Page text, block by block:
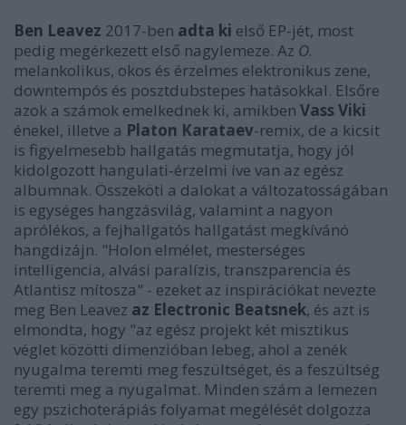
Ben Leavez 2017-ben adta ki első EP-jét, most
pedig megérkezett első nagylemeze. Az O.
melankolikus, okos és érzelmes elektronikus zene,
downtempós és posztdubstepes hatásokkal. Elsőre
azok a számok emelkednek ki, amikben Vass Viki
énekel, illetve a Platon Karataev-remix, de a kicsit
is figyelmesebb hallgatás megmutatja, hogy jól
kidolgozott hangulati-érzelmi íve van az egész
albumnak. Összeköti a dalokat a változatosságában
is egységes hangzásvilág, valamint a nagyon
aprólékos, a fejhallgatós hallgatást megkívánó
hangdizájn. "Holon elmélet, mesterséges
intelligencia, alvási paralízis, transzparencia és
Atlantisz mítosza" - ezeket az inspirációkat nevezte
meg Ben Leavez az Electronic Beatsnek, és azt is
elmondta, hogy "az egész projekt két misztikus
véglet közötti dimenzióban lebeg, ahol a zenék
nyugalma teremti meg feszültséget, és a feszültség
teremti meg a nyugalmat. Minden szám a lemezen
egy pszichoterápiás folyamat megélését dolgozza